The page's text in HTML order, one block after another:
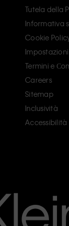
Tutela della
Informativa
Cookie
Termini e
Careers
Sitemap
Inclusività
Accessibilità